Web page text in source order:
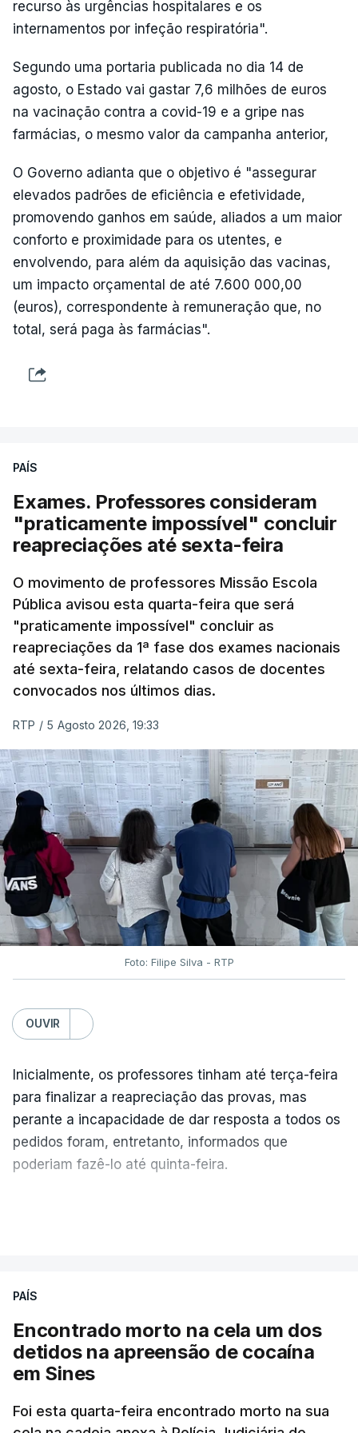
recurso às urgências hospitalares e os
internamentos por infeção respiratória".
Segundo uma portaria publicada no dia 14 de
agosto, o Estado vai gastar 7,6 milhões de euros
na vacinação contra a covid-19 e a gripe nas
farmácias, o mesmo valor da campanha anterior,
O Governo adianta que o objetivo é "assegurar
elevados padrões de eficiência e efetividade,
promovendo ganhos em saúde, aliados a um maior
conforto e proximidade para os utentes, e
envolvendo, para além da aquisição das vacinas,
um impacto orçamental de até 7.600 000,00
(euros), correspondente à remuneração que, no
total, será paga às farmácias".
PAÍS
Exames. Professores consideram
"praticamente impossível" concluir
reapreciações até sexta-feira
O movimento de professores Missão Escola
Pública avisou esta quarta-feira que será
"praticamente impossível" concluir as
reapreciações da 1ª fase dos exames nacionais
até sexta-feira, relatando casos de docentes
convocados nos últimos dias.
RTP / 5 Agosto 2026, 19:33
Foto: Filipe Silva - RTP
OUVIR
Inicialmente, os professores tinham até terça-feira
para finalizar a reapreciação das provas, mas
perante a incapacidade de dar resposta a todos os
pedidos foram, entretanto, informados que
poderiam fazê-lo até quinta-feira.
No domingo, estavam concluídos cerca de 50 por
cento dos mais de 20 mil pedidos de reapreciação,
mas Cristina Mota, porta-voz da Missão Escola
Pública, tem dúvidas de que o processo esteja
PAÍS
Encontrado morto na cela um dos
detidos na apreensão de cocaína
em Sines
Foi esta quarta-feira encontrado morto na sua